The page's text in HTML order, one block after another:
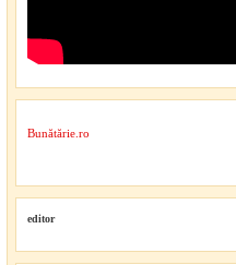
Bunătărie.ro
editor